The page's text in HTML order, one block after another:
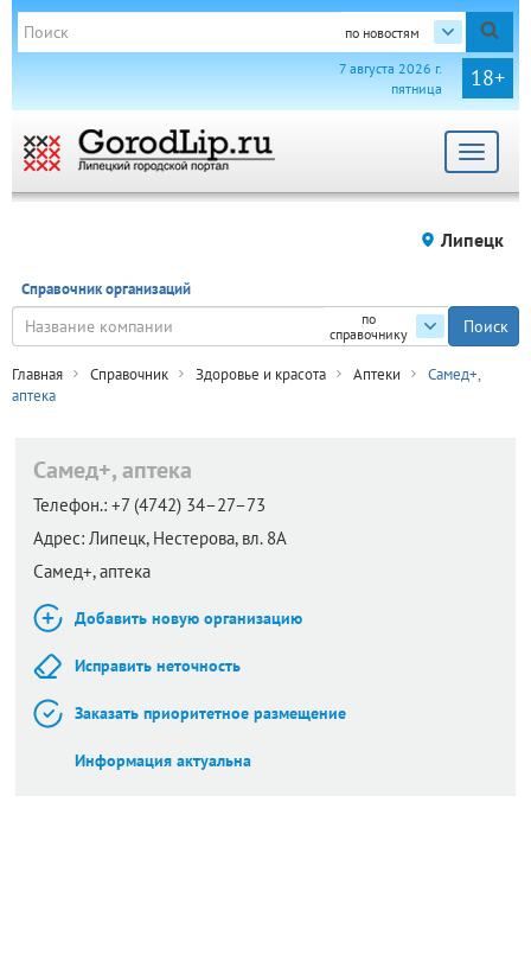
по новостям
18+
7 августа 2026 г.
пятница
Toggle
Липецк
Справочник организаций
по
справочнику
Главная Справочник Здоровье и красота Аптеки
Самед+,
аптека
Самед+, аптека
Телефон.: +7 (4742) 34–27–73
Адрес: Липецк, Нестерова, вл. 8А
Самед+, аптека
Добавить новую организацию
Исправить неточность
Заказать приоритетное размещение
Информация актуальна